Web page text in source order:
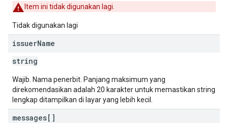
Item ini tidak digunakan lagi.
Tidak digunakan lagi
issuerName
string
Wajib. Nama penerbit. Panjang maksimum yang
direkomendasikan adalah 20 karakter untuk memastikan string
lengkap ditampilkan di layar yang lebih kecil.
messages[]